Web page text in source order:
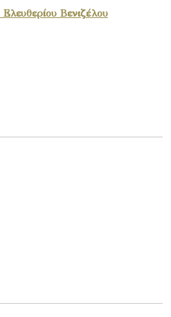
Ελευθερίου Βενιζέλου